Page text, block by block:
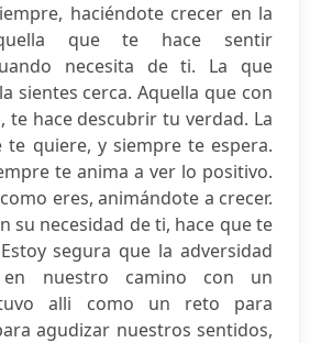
haciéndote crecer en la
que te hace sentir
necesita de ti. La que
sientes cerca. Aquella que con
te hace descubrir tu verdad. La
te quiere, y siempre te espera.
te anima a ver lo positivo.
eres, animándote a crecer.
su necesidad de ti, hace que te
segura que la adversidad
nuestro camino con un
alli como un reto para
agudizar nuestros sentidos,